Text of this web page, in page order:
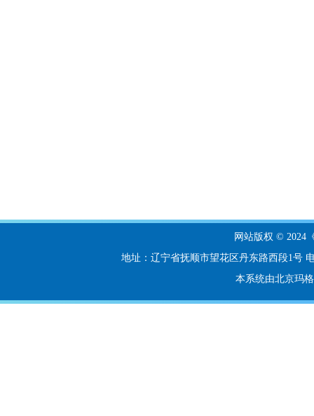
网站版权 © 2024
地址：辽宁省抚顺市望花区丹东路西段1号
本系统由北京玛